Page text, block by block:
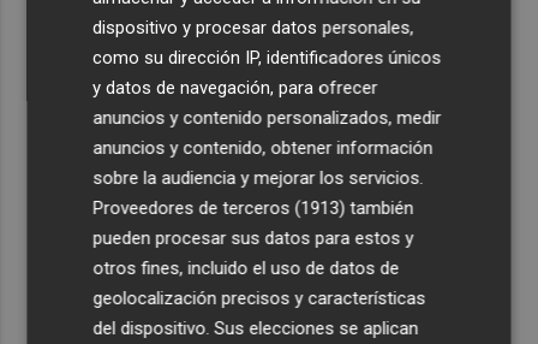
dispositivo y procesar datos personales,
como su dirección IP, identificadores únicos
y datos de navegación, para ofrecer
anuncios y contenido personalizados, medir
anuncios y contenido, obtener información
sobre la audiencia y mejorar los servicios.
Proveedores de terceros (1913) también
pueden procesar sus datos para estos y
otros fines, incluido el uso de datos de
geolocalización precisos y características
del dispositivo. Sus elecciones se aplican